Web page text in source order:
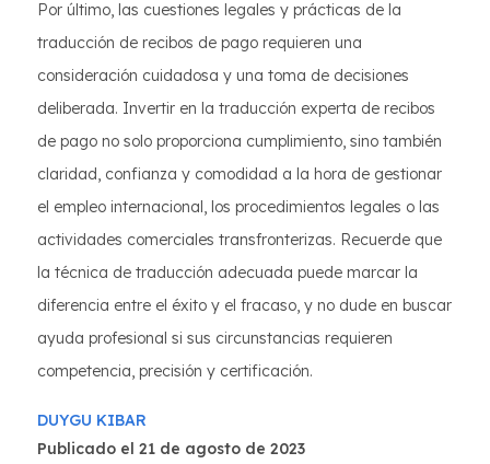
Por último, las cuestiones legales y prácticas de la
traducción de recibos de pago requieren una
consideración cuidadosa y una toma de decisiones
deliberada. Invertir en la traducción experta de recibos
de pago no solo proporciona cumplimiento, sino también
claridad, confianza y comodidad a la hora de gestionar
el empleo internacional, los procedimientos legales o las
actividades comerciales transfronterizas. Recuerde que
la técnica de traducción adecuada puede marcar la
diferencia entre el éxito y el fracaso, y no dude en buscar
ayuda profesional si sus circunstancias requieren
competencia, precisión y certificación.
DUYGU KIBAR
Publicado el 21 de agosto de 2023